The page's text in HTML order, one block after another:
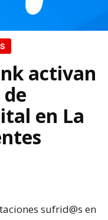
activan
en La
sufrid@s en